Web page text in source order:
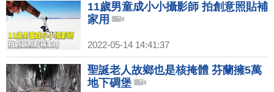
11歲男童成小小攝影師 拍創意照貼補
家用
2022-05-14 14:41:37
聖誕老人故鄉也是核掩體 芬蘭擁5萬
地下碉堡